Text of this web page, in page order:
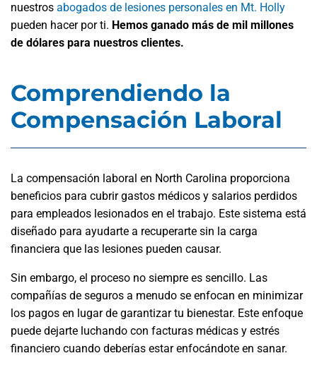
nuestros abogados de lesiones personales en Mt. Holly
pueden hacer por ti. Hemos ganado más de mil millones
de dólares para nuestros clientes.
Comprendiendo la
Compensación Laboral
La compensación laboral en North Carolina proporciona
beneficios para cubrir gastos médicos y salarios perdidos
para empleados lesionados en el trabajo. Este sistema está
diseñado para ayudarte a recuperarte sin la carga
financiera que las lesiones pueden causar.
Sin embargo, el proceso no siempre es sencillo. Las
compañías de seguros a menudo se enfocan en minimizar
los pagos en lugar de garantizar tu bienestar. Este enfoque
puede dejarte luchando con facturas médicas y estrés
financiero cuando deberías estar enfocándote en sanar.